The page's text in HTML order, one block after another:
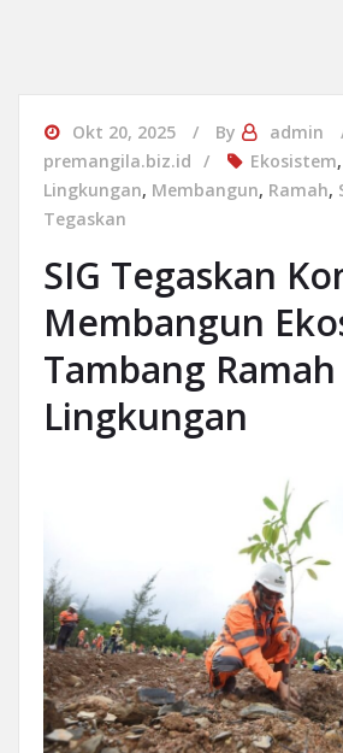
Okt 20, 2025 By
admin
premangila.biz.id
Ekosistem,
Lingkungan, Membangun, Ramah,
Tegaskan
SIG Tegaskan
Membangun
Tambang Ramah
Lingkungan